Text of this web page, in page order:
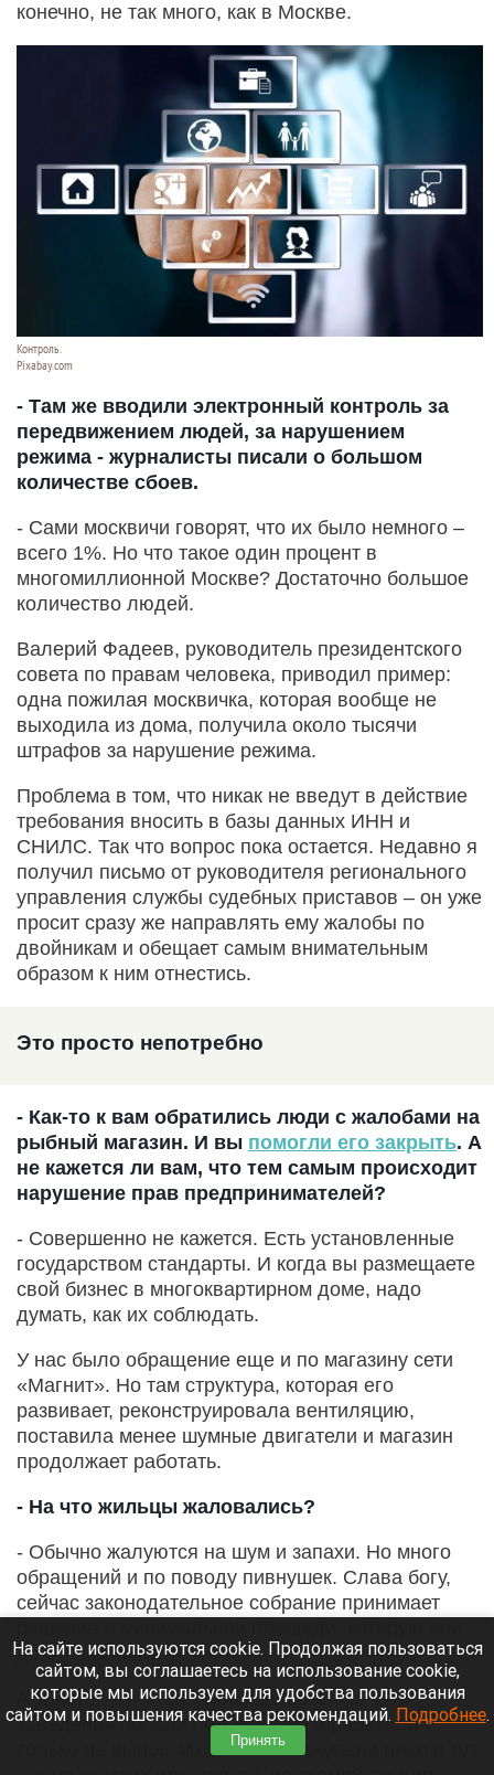
конечно, не так много, как в Москве.
Контроль.
Pixabay.com
- Там же вводили электронный контроль за
передвижением людей, за нарушением
режима - журналисты писали о большом
количестве сбоев.
- Сами москвичи говорят, что их было немного –
всего 1%. Но что такое один процент в
многомиллионной Москве? Достаточно большое
количество людей.
Валерий Фадеев, руководитель президентского
совета по правам человека, приводил пример:
одна пожилая москвичка, которая вообще не
выходила из дома, получила около тысячи
штрафов за нарушение режима.
Проблема в том, что никак не введут в действие
требования вносить в базы данных ИНН и
СНИЛС. Так что вопрос пока остается. Недавно я
получил письмо от руководителя регионального
управления службы судебных приставов – он уже
просит сразу же направлять ему жалобы по
двойникам и обещает самым внимательным
образом к ним отнестись.
Это просто непотребно
- Как-то к вам обратились люди с жалобами на
рыбный магазин. И вы помогли его закрыть. А
не кажется ли вам, что тем самым происходит
нарушение прав предпринимателей?
- Совершенно не кажется. Есть установленные
государством стандарты. И когда вы размещаете
свой бизнес в многоквартирном доме, надо
думать, как их соблюдать.
У нас было обращение еще и по магазину сети
«Магнит». Но там структура, которая его
развивает, реконструировала вентиляцию,
поставила менее шумные двигатели и магазин
продолжает работать.
- На что жильцы жаловались?
- Обычно жалуются на шум и запахи. Но много
обращений и по поводу пивнушек. Слава богу,
сейчас законодательное собрание принимает
должны занимать.
А знаете, что у нас произошло летом? Эти
заведения попали под локдаун и работали
только на вынос. Их клиенты покупали пиво и тут
На сайте используются cookie. Продолжая пользоваться
сайтом, вы соглашаетесь на использование cookie,
которые мы используем для удобства пользования
сайтом и повышения качества рекомендаций. Подробнее.
Принять